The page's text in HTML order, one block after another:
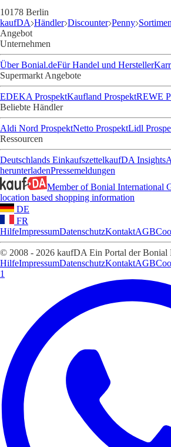
10178 Berlin
kaufDA Händler Discounter Penny
Angebot
Unternehmen
Über Bonial.deFür Handel und Hersteller
Supermarkt Angebote
EDEKA ProspektKaufland ProspektREWE
Beliebte Händler
Aldi Nord ProspektNetto ProspektLidl
Ressourcen
Deutschlands EinkaufszettelkaufDA Insights
herunterladenPressemeldungen
Member of Bonial International
location based shopping information
DE
FR
HilfeImpressumDatenschutzKontaktAGB
© 2008 - 2026 kaufDA Ein Portal der Bonial
HilfeImpressumDatenschutzKontaktAGB
1